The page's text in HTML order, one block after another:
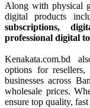
Along with physical
digital products
subscriptions,
professional digital
Kenakata.com.bd
options for
businesses across
wholesale prices.
ensure top quality,